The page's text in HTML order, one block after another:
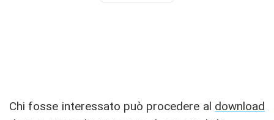
Chi fosse interessato può procedere al download